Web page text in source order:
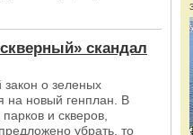
скандал
закон о зеленых
на новый генплан. В
и скверов,
убрать, то